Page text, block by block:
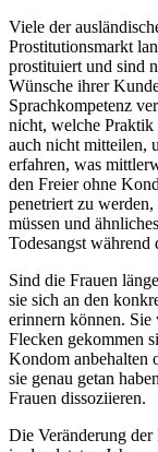
Viele der
Prostitutionsmarkt
prostituiert und sind
Wünsche ihrer
Sprachkompetenz
nicht, welche Praktik
auch nicht mitteilen,
erfahren, was
den Freier ohne
penetriert zu
müssen und
Todesangst während
Sind die Frauen
sie sich an den
erinnern können. Sie
Flecken gekommen
Kondom anbehalten
sie genau getan
Frauen dissoziieren.
Die Veränderung